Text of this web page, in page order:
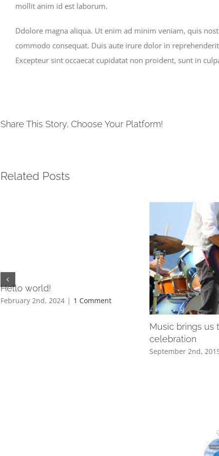
mollit anim id est laborum.
Ddolore magna aliqua. Ut enim ad minim veniam, quis
commodo consequat. Duis aute irure dolor in
Excepteur sint occaecat cupidatat non proident, sunt in
Share This Story, Choose Your Platform!
Related Posts
Hello world!
February 2nd, 2024 | 1 Comment
Music brings us
celebration
September 2nd,